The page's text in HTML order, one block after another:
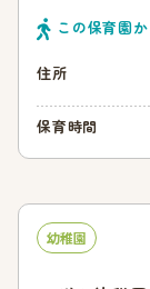
この保育園か
住所
保育時間
幼稚園